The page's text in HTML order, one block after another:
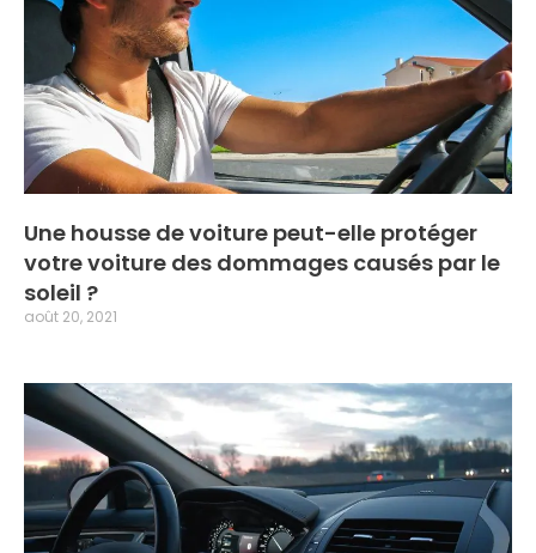
Une housse de voiture peut-elle protéger
votre voiture des dommages causés par le
soleil ?
août 20, 2021